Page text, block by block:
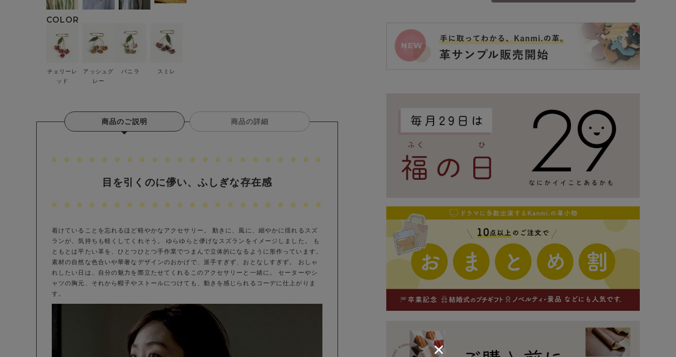
チェリーレ
ッド
アッシュグ
レー
バニラ スミレ
商品のご説明 商品の詳細
目を引くのに儚い、ふしぎな存在感
着けていることを忘れるほど軽やかなアクセサリー。 動きに、風に、細やかに揺れるスズ
ランが、気持ちも軽くしてくれそう。 ゆらゆらと儚げなスズランをイメージしました。 も
ともとは平たい革を、ひとつひとつ手作業でつまんで立体的になるように形作っています。
素材の自然な色合いや華奢なデザインのおかげで、派手すぎず、おとなしすぎず。 おしゃ
れしたい日は、自分の魅力を際立たせてくれるこのアクセサリーと一緒に。 セーターやシ
ャツの胸元、それから帽子やストールにつけても、動きを感じられるコーデに仕上がりま
す。